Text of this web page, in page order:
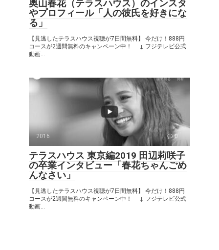
奥山春花（テラスハウス）のインスタ
やプロフィール「人の彼氏を好きにな
る」
【見逃したテラスハウス視聴が7日間無料】 今だけ！888円
コースが2週間無料のキャンペーン中！ ↓ フジテレビ公式
動画...
2016 0
テラスハウス 東京編2019 田辺莉咲子
の卒業インタビュー「春花ちゃんごめ
んなさい」
【見逃したテラスハウス視聴が7日間無料】 今だけ！888円
コースが2週間無料のキャンペーン中！ ↓ フジテレビ公式
動画...